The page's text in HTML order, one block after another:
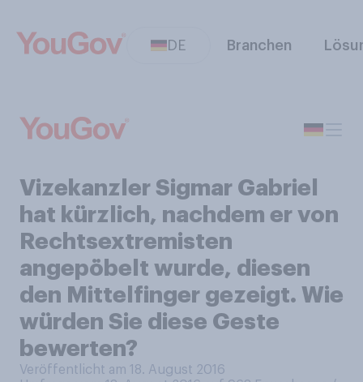
DE Branchen
Vizekanzler Sigmar Gabriel
hat kürzlich, nachdem er von
Rechtsextremisten
angepöbelt wurde, diesen
den Mittelfinger gezeigt. Wie
würden Sie diese Geste
bewerten?
Veröffentlicht am 18. August 2016